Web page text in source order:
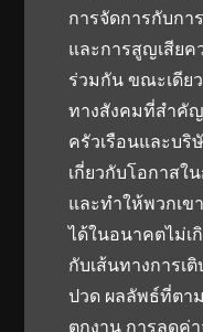
การจัดการกับกา
และการสูญเสีย
ร่วมกัน ขณะเดีย
ทางสังคมที่สำคั
ครัวเรือนและบริ
เกี่ยวกับโอกาสใ
และทำให้พวกเข
ได้ในอนาคตไม่เ
กับเส้นทางการเ
ปวด ผลลัพธ์ที่ตา
ตกงาน การลดค่